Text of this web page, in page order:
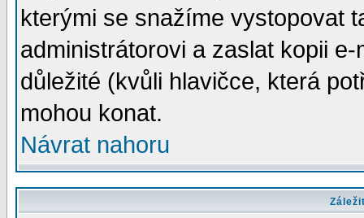
kterými se snažíme vystopovat
administrátorovi a zaslat kopii
důležité (kvůli hlavičce, která
mohou konat.
Návrat nahoru